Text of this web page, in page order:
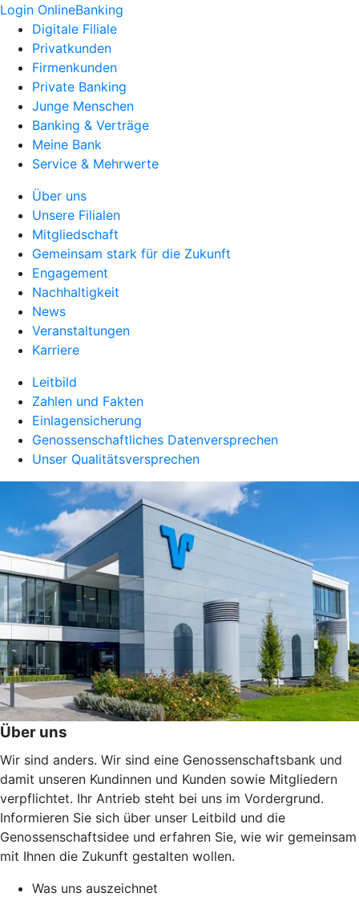
Login OnlineBanking
Digitale Filiale
Privatkunden
Firmenkunden
Private Banking
Junge Menschen
Banking & Verträge
Meine Bank
Service & Mehrwerte
Über uns
Unsere Filialen
Mitgliedschaft
Gemeinsam stark für die Zukunft
Engagement
Nachhaltigkeit
News
Veranstaltungen
Karriere
Leitbild
Zahlen und Fakten
Einlagensicherung
Genossenschaftliches Datenversprechen
Unser Qualitätsversprechen
Über uns
Wir sind anders. Wir sind eine Genossenschaftsbank und
damit unseren Kundinnen und Kunden sowie Mitgliedern
verpflichtet. Ihr Antrieb steht bei uns im Vordergrund.
Informieren Sie sich über unser Leitbild und die
Genossenschaftsidee und erfahren Sie, wie wir gemeinsam
mit Ihnen die Zukunft gestalten wollen.
Was uns auszeichnet